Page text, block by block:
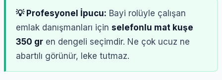
💡 Profesyonel İpucu: Bayi rolüyle çalışan
emlak danışmanları için selefonlu mat kuşe
350 gr en dengeli seçimdir. Ne çok ucuz ne
abartılı görünür, leke tutmaz.